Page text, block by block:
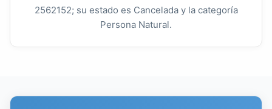
2562152; su estado es Cancelada y la categoría
Persona Natural.